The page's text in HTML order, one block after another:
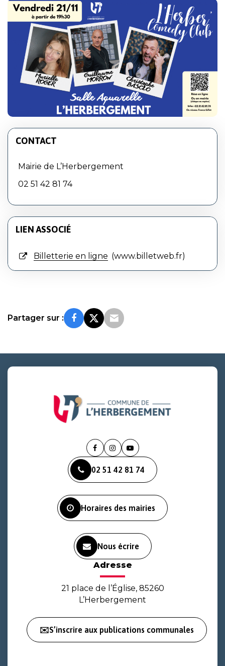
CONTACT
Mairie de L’Herbergement
02 51 42 81 74
LIEN ASSOCIÉ
Billetterie en ligne www.billetweb.fr
Partager sur :
Lien
le
compte
Lien
le
compte
Lien
la
chaîne
02 51 42 81 74
Horaires des mairies
Nous écrire
Adresse
21 place de l’Église, 85260
L’Herbergement
✉️S’inscrire aux publications communales